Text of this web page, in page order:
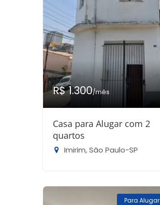
R$ 1.300/mês
Casa para Alugar com 2
quartos
Imirim, São Paulo-SP
Para Alugar